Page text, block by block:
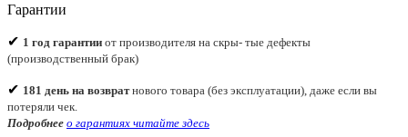
Гарантии
✔ 1 год гарантии от производителя на скры- тые дефекты
(производственный брак)
✔ 181 день на возвратнового товара (без эксплуатации), даже если вы
потеряли чек.
Подробнее о гарантиях читайте здесь